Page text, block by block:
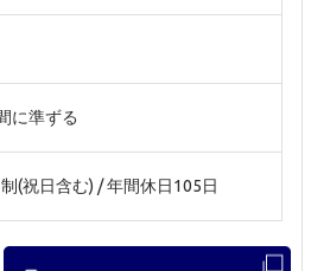
に準ずる
(祝日含む) / 年間休日105日